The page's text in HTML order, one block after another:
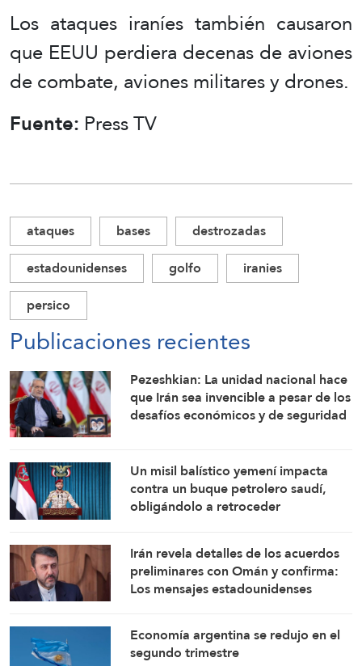
Los ataques iraníes también causaron
que EEUU perdiera decenas de aviones
de combate, aviones militares y drones.
Fuente: Press TV
ataques bases
destrozadas
estadounidenses
golfo
iranies
persico
Publicaciones recientes
Pezeshkian: La unidad nacional hace
que Irán sea invencible a pesar de los
desafíos económicos y de seguridad
Un misil balístico yemení impacta
contra un buque petrolero saudí,
obligándolo a retroceder
Irán revela detalles de los acuerdos
preliminares con Omán y confirma:
Los mensajes estadounidenses
compromisos
Economía argentina se redujo en el
segundo trimestre